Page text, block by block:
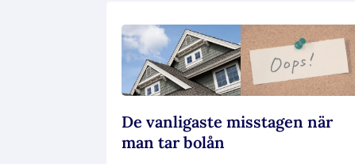
De vanligaste misstagen när
man tar bolån